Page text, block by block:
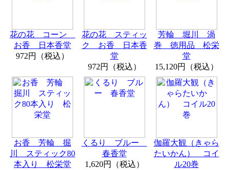
花の花 コーン
お香 日本香堂
972円（税込）
花の花 スティッ
ク お香 日本香
堂
972円（税込）
芳輪 堀川 渦
巻 徳用品 松栄
堂
15,120円（税込）
お香 芳輪 掘
川 スティック80
本入り 松栄堂
くるり ブルー
春香堂
1,620円（税込）
伽羅大観（きゃら
たいかん） コイ
ル20巻